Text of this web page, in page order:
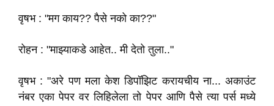
वृषभ : "मग काय?? पैसे नको का??"
रोहन : "माझ्याकडे आहेत.. मी देतो तुला.."
वृषभ : "अरे पण मला केश डिपॉझिट करायचीय ना... अकाउंट
नंबर एका पेपर वर लिहिलेला तो पेपर आणि पैसे त्या पर्स मध्ये